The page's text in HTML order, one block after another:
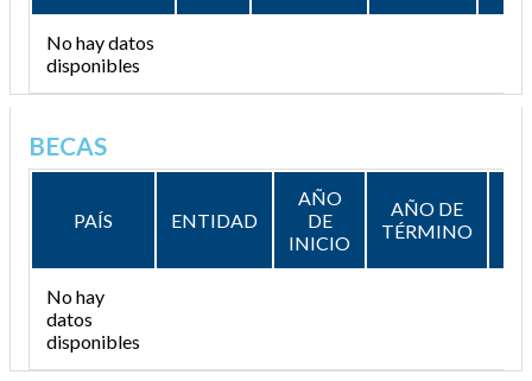
No hay datos
disponibles
BECAS
PAÍS ENTIDAD
AÑO
DE
INICIO
AÑO DE
TÉRMINO
No hay
datos
disponibles